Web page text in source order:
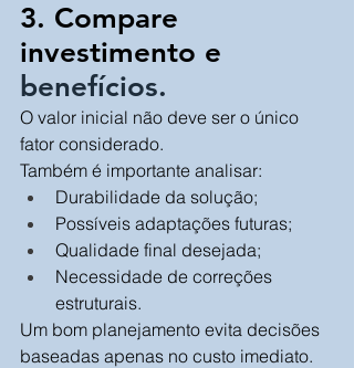
3. Compare
investimento e
benefícios.
O valor inicial não deve ser o único
fator considerado.
Também é importante analisar:
Durabilidade da solução;
Possíveis adaptações futuras;
Qualidade final desejada;
Necessidade de correções
estruturais.
Um bom planejamento evita decisões
baseadas apenas no custo imediato.